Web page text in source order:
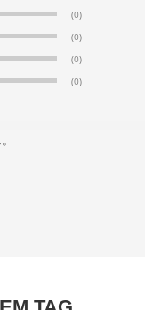
(0)
(0)
(0)
(0)